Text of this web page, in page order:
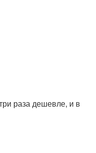
раза дешевле, и в